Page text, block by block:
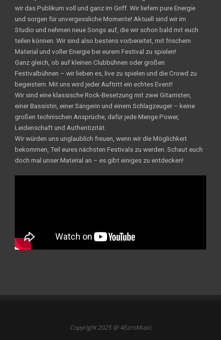
wir das Publikum voll und ganz im Griff. Wir liefern pure Energie
und sorgen für unvergessliche Momente! Aktuell sind wir im
Studio und nehmen neue Songs auf, die wir schon bald mit euch
teilen können. Wir sind also bestens vorbereitet, mit frischem
Material und voller Energie bei eurem Festival zu spielen!
Ganz gleich, ob auf kleinen Clubbühnen oder großen
Festivalbühnen – wir lieben es, live zu spielen und die Crowd zu
begeistern. Mit uns wird jeder Auftritt ein echtes Event!
Wir sind eine klassische Rock-Besetzung mit zwei Gitarristen,
einer Bassistin, einer Sängerin und einem Schlagzeuger – keine
großen technischen Ansprüche, dafür jede Menge Power,
Leidenschaft und Authentizität.
Wir würden uns unglaublich freuen, wenn wir die Möglichkeit
bekommen, Teil eures nächsten Festivals zu werden. Schaut euch
doch mal unser Material an – es gibt einiges zu entdecken!
Copyright 2025 @ 4EarsMusic